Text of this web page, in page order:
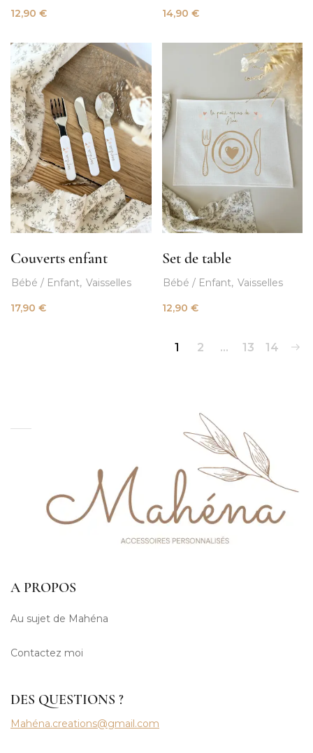
12,90 €
14,90 €
Couverts enfant
Bébé / Enfant Vaisselles
17,90 €
Set de table
Bébé / Enfant Vaisselles
12,90 €
1 2 … 13 14
A PROPOS
Au sujet de Mahéna
Contactez moi
DES QUESTIONS ?
Mahéna.creations@gmail.com